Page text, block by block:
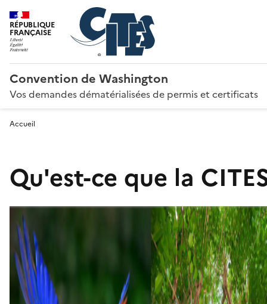
RÉPUBLIQUE
FRANÇAISE
Convention de Washington
Vos demandes dématérialisées de permis et certificats
Accueil
Qu'est-ce que la